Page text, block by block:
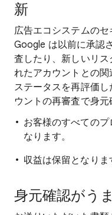
新
広告エコシステムのセ
Google は以前に承認
査したり、新しいリ
れたアカウントとの
ステータスを再評価
ウントの再審査で身
お客様のすべてのプ
なります。
収益は保留となりま
身元確認がう